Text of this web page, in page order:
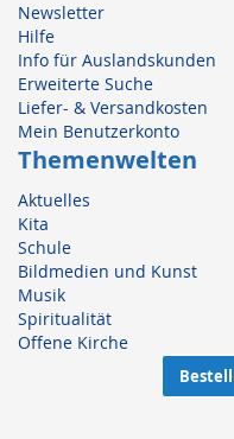
Newsletter
Hilfe
Info für Auslandskunden
Erweiterte Suche
Liefer- & Versandkosten
Mein Benutzerkonto
Themenwelten
Aktuelles
Kita
Schule
Bildmedien und Kunst
Musik
Spiritualität
Offene Kirche